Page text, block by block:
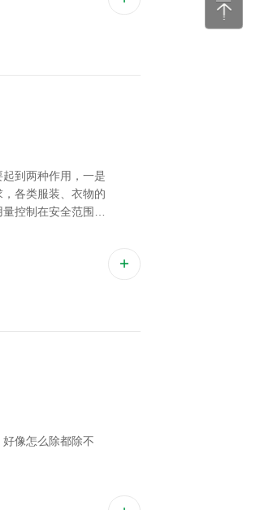
到两种作用，一是
各类服装、衣物的
控制在安全范围之
像怎么除都除不